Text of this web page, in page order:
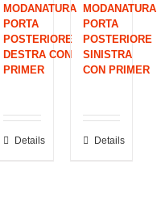
MODANATURA
PORTA
POSTERIORE
DESTRA CON
PRIMER
Details
MODANATURA
PORTA
POSTERIORE
SINISTRA
CON PRIMER
Details